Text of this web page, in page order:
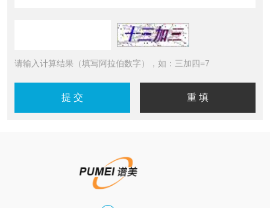
请输入计算结果（填写阿拉伯数字），如：三加四=7